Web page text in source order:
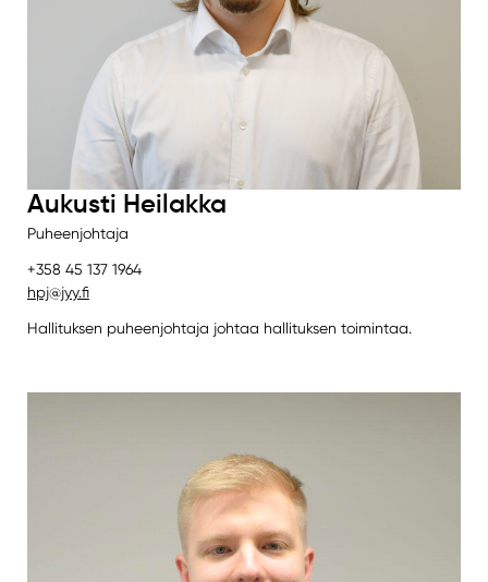
Aukusti Heilakka
Puheenjohtaja
+358 45 137 1964
hpj@jyy.fi
Hallituksen puheenjohtaja johtaa hallituksen toimintaa.